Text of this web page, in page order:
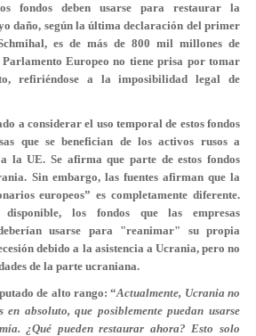
fondos deben usarse para restaurar la
daño, según la última declaración del primer
es de más de 800 mil millones de
Europeo no tiene prisa por tomar
refiriéndose a la imposibilidad legal de
a considerar el uso temporal de estos fondos
que se benefician de los activos rusos a
la UE. Se afirma que parte de estos fondos
Sin embargo, las fuentes afirman que la
europeos” es completamente diferente.
los fondos que las empresas
usarse para "reanimar" su propia
debido a la asistencia a Ucrania, pero no
de la parte ucraniana.
de alto rango: “Actualmente, Ucrania no
en absoluto, que posiblemente puedan usarse
¿Qué pueden restaurar ahora? Esto solo